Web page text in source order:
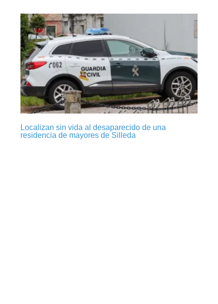
Localizan sin vida al desaparecido de una
residencia de mayores de Silleda